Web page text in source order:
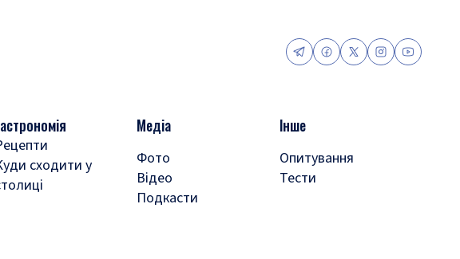
сходити у
Медіа
Фото
Відео
Подкасти
Інше
Опитування
Тести